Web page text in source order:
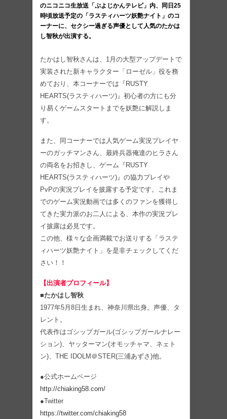
のニコニコ生放送「ぷよじかんテレビ」内、同日25
時頃放送予定の「ラスティハーツ妖艶ナイト」のコ
ーナーに、セクシー過ぎる声優として人気のたかは
し智秋が出演する。
たかはし智秋さんは、1月の大型アップデートで
実装された新キャラクター「ローゼル」役を務
めており、本コーナーでは『RUSTY
HEARTS(ラスティハーツ)』初心者の方にも分
り易くゲームスタートまでを妖艶に解説しま
す。
また、同コーナーでは人気ゲーム実況プレイヤ
ーのガッチマンさん、最終兵器俺達のヒラさん
の両名をお招きし、ゲーム『RUSTY
HEARTS(ラスティハーツ)』の協力プレイや
PvPの実況プレイを披露する予定です。これま
でのゲーム実況動画では多くのファンを獲得し
てきた実力派のお二人による、本作の実況プレ
イ披露は必見です。
この他、様々な企画満載でお送りする「ラステ
ィハーツ妖艶ナイト」を是非チェックしてくだ
さい！！
【出演者プロフィール】
■たかはし智秋
1977年5月8日生まれ、神奈川県出身。声優、タ
レント。
代表作はゴシップガール(ゴシップガールナレー
ション)、ヤッターマン(オモッチャマ、ネェト
ン)、THE IDOLM＠STER(三浦あずさ)他。
●公式ホームページ
http://chiaking58.com/
●Twitter
https://twitter.com/chiaking58